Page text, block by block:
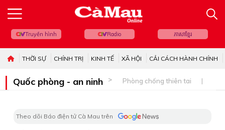
Truyền hình Radio ភាសាខ្មែរ
THỜI SỰ CHÍNH TRỊ KINH TẾ XÃ HỘI CẢI CÁCH HÀNH CHÍNH
Quốc phòng - an ninh Phòng chống thiên tai
Theo dõi Báo điện tử Cà Mau trên